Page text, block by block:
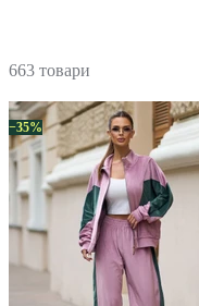
663 товари
−35%